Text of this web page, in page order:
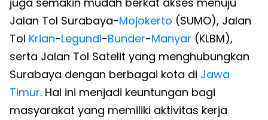
Jalan Tol Surabaya-Mojokerto (SUMO), Jalan
Tol Krian-Legundi-Bunder-Manyar (KLBM),
serta Jalan Tol Satelit yang menghubungkan
Surabaya dengan berbagai kota di Jawa
Timur. Hal ini menjadi keuntungan bagi
masyarakat yang memiliki aktivitas kerja